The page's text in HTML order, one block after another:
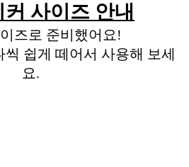
사이즈 안내
즈로 준비했어요!
쉽게 떼어서 사용해 보세
요.